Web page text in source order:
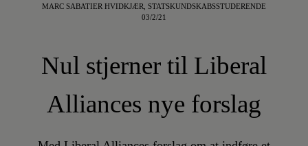
MARC SABATIER HVIDKJÆR, STATSKUNDSKABSSTUDERENDE
03/2/21
Nul stjerner til Liberal
Alliances nye forslag